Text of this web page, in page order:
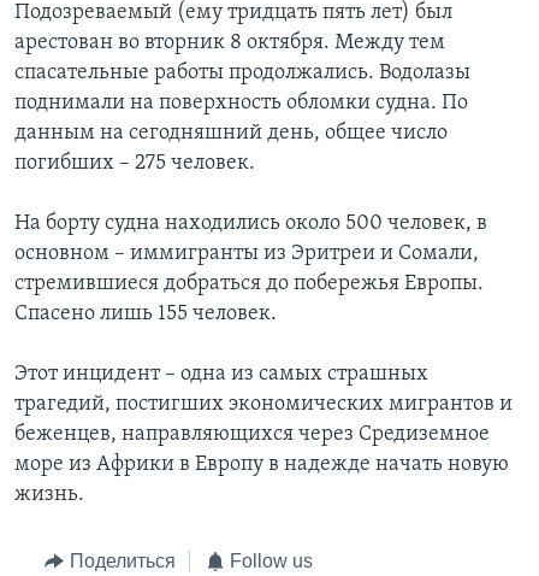
Подозреваемый (ему тридцать пять лет) был
арестован во вторник 8 октября. Между тем
спасательные работы продолжались. Водолазы
поднимали на поверхность обломки судна. По
данным на сегодняшний день, общее число
погибших – 275 человек.
На борту судна находились около 500 человек, в
основном – иммигранты из Эритреи и Сомали,
стремившиеся добраться до побережья Европы.
Спасено лишь 155 человек.
Этот инцидент – одна из самых страшных
трагедий, постигших экономических мигрантов и
беженцев, направляющихся через Средиземное
море из Африки в Европу в надежде начать новую
жизнь.
Поделиться Follow us